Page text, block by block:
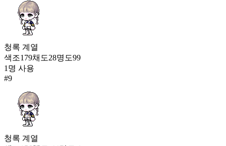
청록 계열
색조179채도28명도99
1 명 사용
#9
청록 계열